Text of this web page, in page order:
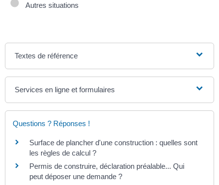
Autres situations
Textes de référence
Services en ligne et formulaires
Questions ? Réponses !
Surface de plancher d'une construction : quelles sont
les règles de calcul ?
Permis de construire, déclaration préalable... Qui
peut déposer une demande ?